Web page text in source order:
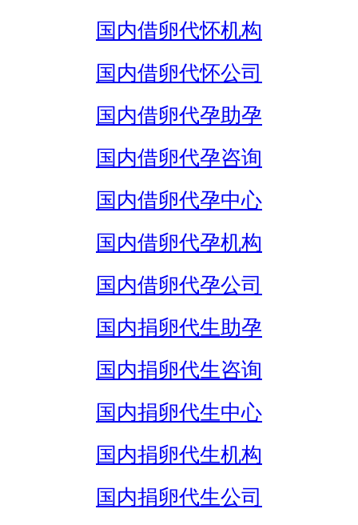
国内借卵代怀机构
国内借卵代怀公司
国内借卵代孕助孕
国内借卵代孕咨询
国内借卵代孕中心
国内借卵代孕机构
国内借卵代孕公司
国内捐卵代生助孕
国内捐卵代生咨询
国内捐卵代生中心
国内捐卵代生机构
国内捐卵代生公司